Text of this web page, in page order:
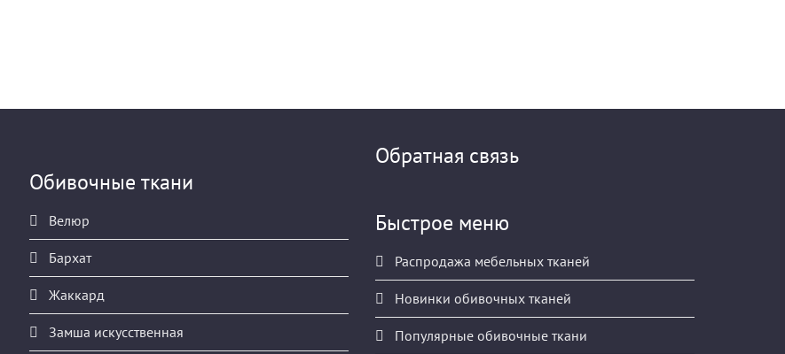
Обивочные ткани
Велюр
Бархат
Жаккард
Замша искусственная
Обратная связь
Быстрое меню
Распродажа мебельных тканей
Новинки обивочных тканей
Популярные обивочные ткани